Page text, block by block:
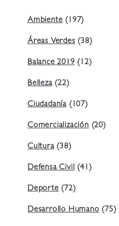
Ambiente (197)
Áreas Verdes (38)
Balance 2019 (12)
Belleza(22)
Ciudadanía (107)
Comercialización (20)
Cultura(38)
Defensa Civil (41)
Deporte (72)
Desarrollo Humano (75)